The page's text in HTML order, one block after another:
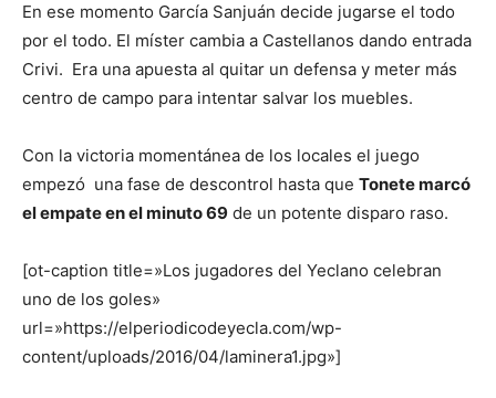
En ese momento García Sanjuán decide jugarse el todo
por el todo. El míster cambia a Castellanos dando entrada
Crivi. Era una apuesta al quitar un defensa y meter más
centro de campo para intentar salvar los muebles.
Con la victoria momentánea de los locales el juego
empezó una fase de descontrol hasta que Tonete marcó
el empate en el minuto 69 de un potente disparo raso.
[ot-caption title=»Los jugadores del Yeclano celebran
uno de los goles»
url=»https://elperiodicodeyecla.com/wp-
content/uploads/2016/04/laminera1.jpg»]